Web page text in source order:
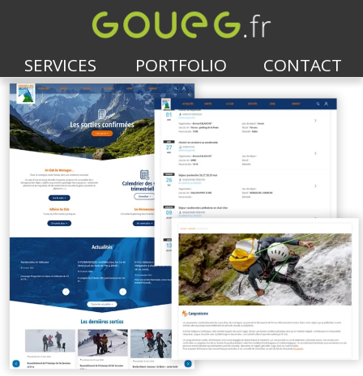
SERVICES PORTFOLIO CONTACT